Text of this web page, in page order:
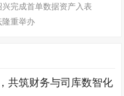
完成首单数据资产入表
隆重举办
共筑财务与司库数智化